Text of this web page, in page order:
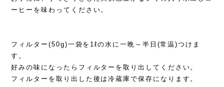
ーヒーを味わってください。
フィルター(50g)一袋を1ℓの水に一晩～半日(常温)つけま
す。
好みの味になったらフィルターを取り出してください。
フィルターを取り出した後は冷蔵庫で保存になります。